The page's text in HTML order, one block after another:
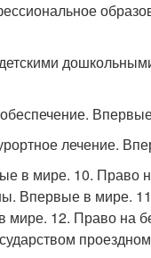
лечение.
в мире. 10. Право
Впервые в мире.
мире. 12. Право на